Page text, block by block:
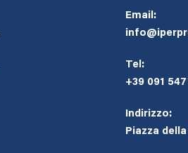
Email:
Tel:
+39 091
Indirizzo:
Piazza